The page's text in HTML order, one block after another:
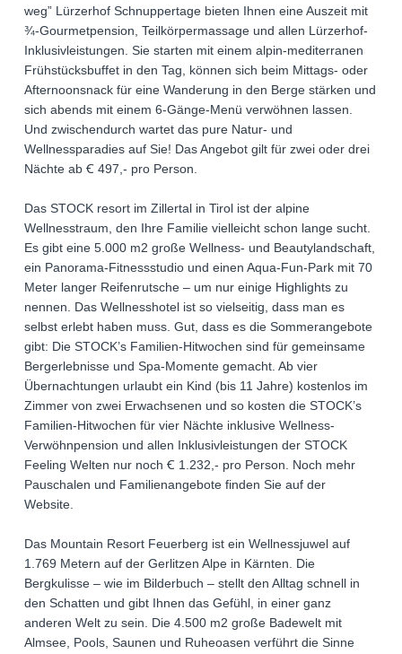
weg” Lürzerhof Schnuppertage bieten Ihnen eine Auszeit mit
¾-Gourmetpension, Teilkörpermassage und allen Lürzerhof-
Inklusivleistungen. Sie starten mit einem alpin-mediterranen
Frühstücksbuffet in den Tag, können sich beim Mittags- oder
Afternoonsnack für eine Wanderung in den Berge stärken und
sich abends mit einem 6-Gänge-Menü verwöhnen lassen.
Und zwischendurch wartet das pure Natur- und
Wellnessparadies auf Sie! Das Angebot gilt für zwei oder drei
Nächte ab Ꞓ 497,- pro Person.
Das STOCK resort im Zillertal in Tirol ist der alpine
Wellnesstraum, den Ihre Familie vielleicht schon lange sucht.
Es gibt eine 5.000 m2 große Wellness- und Beautylandschaft,
ein Panorama-Fitnessstudio und einen Aqua-Fun-Park mit 70
Meter langer Reifenrutsche – um nur einige Highlights zu
nennen. Das Wellnesshotel ist so vielseitig, dass man es
selbst erlebt haben muss. Gut, dass es die Sommerangebote
gibt: Die STOCK’s Familien-Hitwochen sind für gemeinsame
Bergerlebnisse und Spa-Momente gemacht. Ab vier
Übernachtungen urlaubt ein Kind (bis 11 Jahre) kostenlos im
Zimmer von zwei Erwachsenen und so kosten die STOCK’s
Familien-Hitwochen für vier Nächte inklusive Wellness-
Verwöhnpension und allen Inklusivleistungen der STOCK
Feeling Welten nur noch Ꞓ 1.232,- pro Person. Noch mehr
Pauschalen und Familienangebote finden Sie auf der
Website.
Das Mountain Resort Feuerberg ist ein Wellnessjuwel auf
1.769 Metern auf der Gerlitzen Alpe in Kärnten. Die
Bergkulisse – wie im Bilderbuch – stellt den Alltag schnell in
den Schatten und gibt Ihnen das Gefühl, in einer ganz
anderen Welt zu sein. Die 4.500 m2 große Badewelt mit
Almsee, Pools, Saunen und Ruheoasen verführt die Sinne